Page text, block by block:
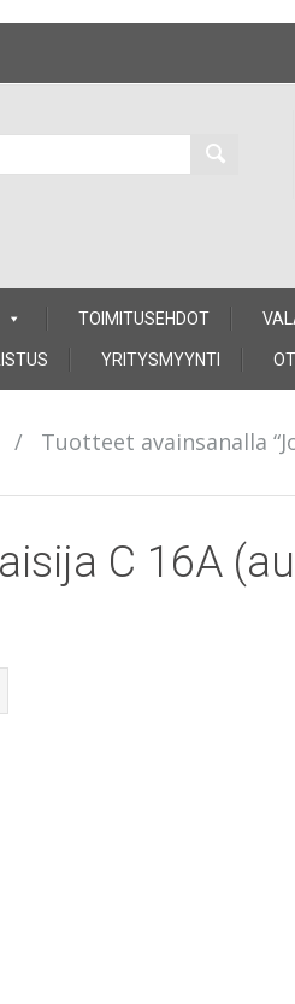
TOIMITUSEHDOT
YRITYSMYYNTI
/ Tuotteet avainsanalla
C 16A